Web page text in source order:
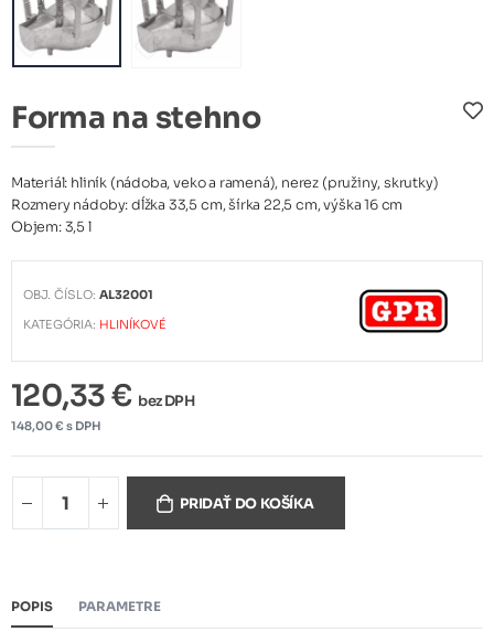
Forma na stehno
Materiál: hliník (nádoba, veko a ramená), nerez (pružiny, skrutky)
Rozmery nádoby: dĺžka 33,5 cm, šírka 22,5 cm, výška 16 cm
Objem: 3,5 l
OBJ. ČÍSLO:AL32001
KATEGÓRIA: HLINÍKOVÉ
120,33 € bez DPH
148,00 € s DPH
PRIDAŤ DO KOŠÍKA
POPIS PARAMETRE